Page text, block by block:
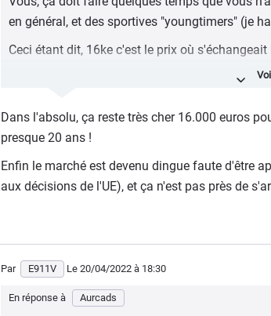
en général, et des sportives "youngtimers" (je
Ceci étant dit, 16ke c'est le prix où
Alors que les "moyennes" soient maintenant à
de liquidités qui ont été déversées suite aux
Dans l'absolu, ça reste très cher 16.000 euros
presque 20 ans !
Enfin le marché est devenu dingue faute d'être
aux décisions de l'UE), et ça n'est pas près de
Par E911V Le 20/04/2022 à 18:30
En réponse à Aurcads